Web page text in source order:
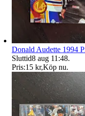
Donald Audette 1994
Sluttid8 aug 11:48.
Pris:15 kr,Köp nu.